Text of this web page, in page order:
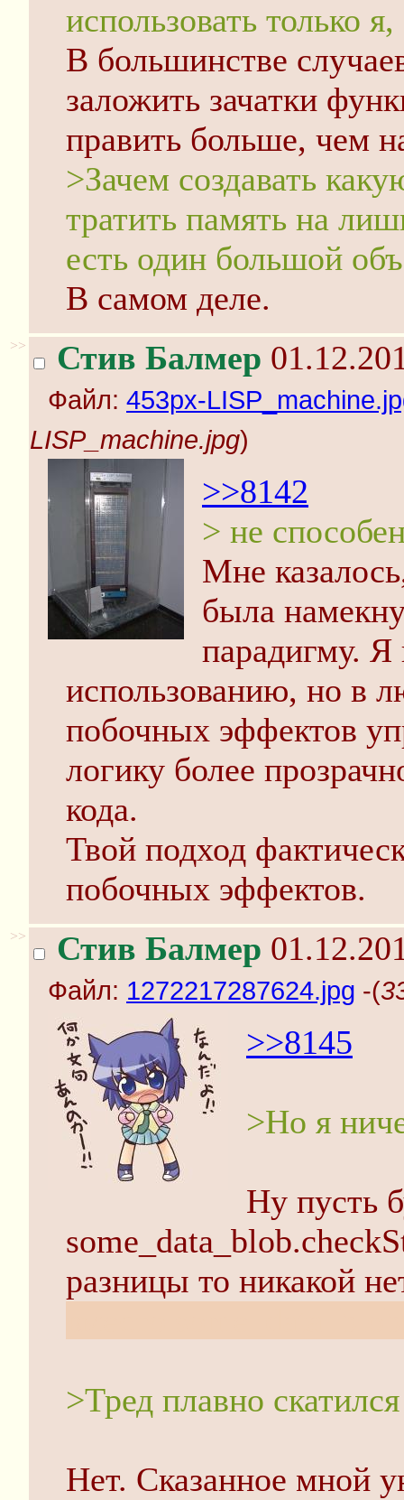
использовать только
В большинстве
заложить зачатки
править больше, чем
>Зачем создавать
тратить память на
есть один большой
В самом деле.
>> Стив Балмер
Файл: 453px-
LISP_machine.jpg)
>>8142
> не
Мне
была
парадигму.
использованию, но в
побочных эффектов
логику более
кода.
Твой подход
побочных эффектов.
>> Стив Балмер
Файл: 1272217287624.jpg -(
>>8145
>Но я
Ну пусть
разницы то никакой
>Тред плавно
Нет. Сказанное мной